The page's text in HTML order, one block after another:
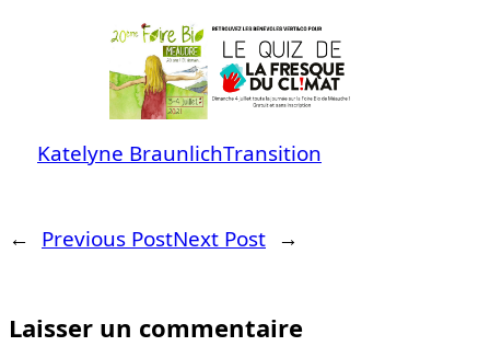
Katelyne BraunlichTransition
← Previous PostNext Post →
Laisser un commentaire